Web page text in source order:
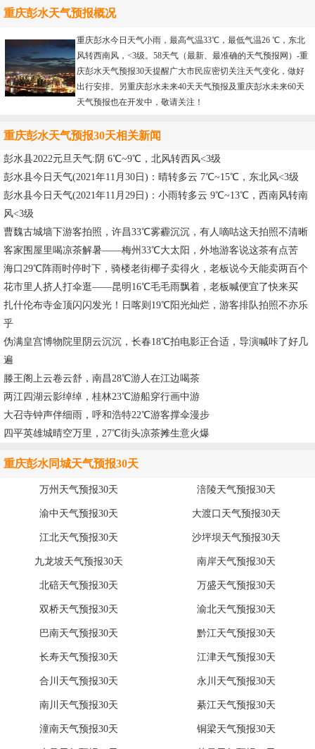
重庆彭水天气预报概况
重庆彭水今日天气小雨，最高气温33℃，最低气温26 ℃，东北
风转西南风，<3级。58天气（最新、最准确的天气预报网）-重
庆彭水天气预报30天提醒广大市民应密切关注天气变化，做好
出行安排。另重庆彭水未来40天天气预报及重庆彭水未来60天
天气预报也在开发中，敬请关注！
重庆彭水天气预报30天相关新闻
彭水县2022元旦天气:阴 6℃~9℃，北风转西风<3级
彭水县今日天气(2021年11月30日)：晴转多云 7℃~15℃，东北风<3级
彭水县今日天气(2021年11月29日)：小雨转多云 9℃~13℃，西南风转南
风<3级
曹魏古城墙下游客拍照，许昌33℃雾霾沉沉，有人嘀咕这天拍照不清晰
客家围屋里喝凉茶解暑——梅州33℃大太阳，外地游客说这茶有点苦
海口29℃阵雨时停时下，骑楼老街椰子卖得火，老板说今天能卖两百个
花市里人挤人打伞逛——昆明16℃毛毛雨飘着，老板喊便宜了快来买
扎什伦布寺金顶闪闪发光！日喀则19℃阳光灿烂，游客排队拍照不亦乐
乎
伪满皇宫博物院里阴云沉沉，长春18℃拍电影正合适，导演喊咔了好几
遍
滕王阁上云卷云舒，南昌28℃游人在江边喝茶
两江四湖云影绰绰，桂林23℃游船穿行画中游
大召寺钟声伴细雨，呼和浩特22℃游客撑伞漫步
四平英雄城晴空万里，27℃街头凉茶摊生意火爆
重庆彭水同城天气预报30天
万州天气预报30天 涪陵天气预报30天
渝中天气预报30天 大渡口天气预报30天
江北天气预报30天 沙坪坝天气预报30天
九龙坡天气预报30天 南岸天气预报30天
北碚天气预报30天 万盛天气预报30天
双桥天气预报30天 渝北天气预报30天
巴南天气预报30天 黔江天气预报30天
长寿天气预报30天 江津天气预报30天
合川天气预报30天 永川天气预报30天
南川天气预报30天 綦江天气预报30天
潼南天气预报30天 铜梁天气预报30天